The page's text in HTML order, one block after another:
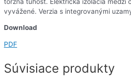
vyvážené. Verzia s integrovanými
Download
PDF
Súvisiace produkty